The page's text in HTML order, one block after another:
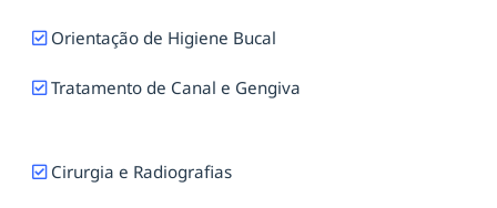
Orientação de Higiene Bucal
Tratamento de Canal e Gengiva
Cirurgia e Radiografias